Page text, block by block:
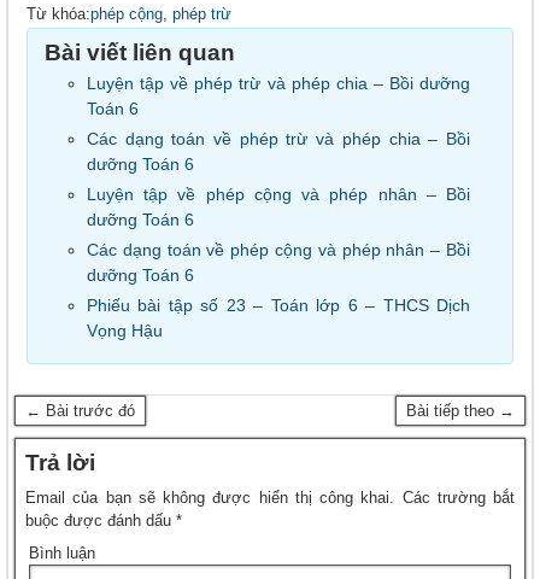
Từ khóa:phép cộng, phép trừ
Bài viết liên quan
Luyện tập về phép trừ và phép chia – Bồi dưỡng
Toán 6
Các dạng toán về phép trừ và phép chia – Bồi
dưỡng Toán 6
Luyện tập về phép cộng và phép nhân – Bồi
dưỡng Toán 6
Các dạng toán về phép cộng và phép nhân – Bồi
dưỡng Toán 6
Phiếu bài tập số 23 – Toán lớp 6 – THCS Dịch
Vọng Hậu
← Bài trước đó Bài tiếp theo →
Trả lời
Email của bạn sẽ không được hiển thị công khai. Các trường bắt
buộc được đánh dấu *
Bình luận